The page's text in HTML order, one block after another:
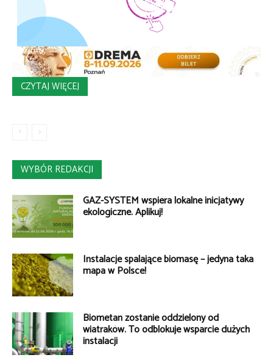
CZYTAJ WIĘCEJ
WYBÓR REDAKCJI
GAZ-SYSTEM wspiera lokalne inicjatywy
ekologiczne. Aplikuj!
Instalacje spalające biomasę – jedyna taka
mapa w Polsce!
Biometan zostanie oddzielony od
wiatraków. To odblokuje wsparcie dużych
instalacji